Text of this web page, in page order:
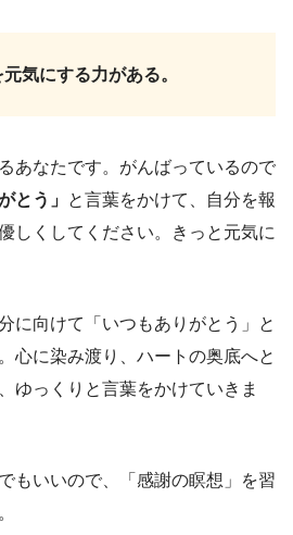
気にする力がある。
あなたです。がんばっているので
とう」 と言葉をかけて、自分を報
しくしてください。きっと元気に
に向けて「いつもありがとう」と
心に染み渡り、ハートの奥底へと
ゆっくりと言葉をかけていきま
もいいので、「感謝の瞑想」を習